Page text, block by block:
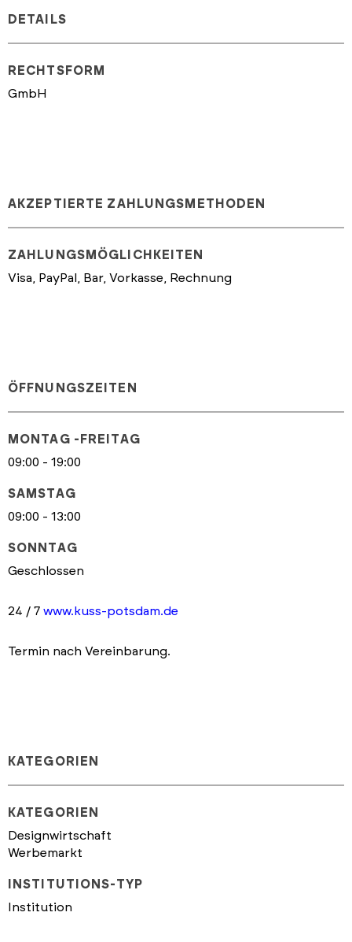
DETAILS
RECHTSFORM
GmbH
AKZEPTIERTE ZAHLUNGSMETHODEN
ZAHLUNGSMÖGLICHKEITEN
Visa, PayPal, Bar, Vorkasse, Rechnung
ÖFFNUNGSZEITEN
MONTAG -FREITAG
09:00 - 19:00
SAMSTAG
09:00 - 13:00
SONNTAG
Geschlossen
24 / 7 www.kuss-potsdam.de
Termin nach Vereinbarung.
KATEGORIEN
KATEGORIEN
Designwirtschaft
Werbemarkt
INSTITUTIONS-TYP
Institution